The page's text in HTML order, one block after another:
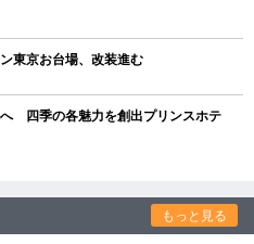
東京お台場、改装進む
四季の各魅力を創出プリンスホテ
もっと見る